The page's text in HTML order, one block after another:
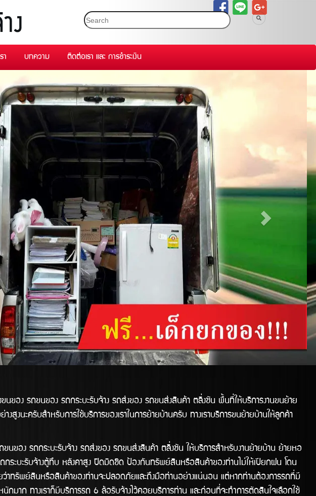
า บทความ ติดต่อเรา และ การชำระเงิน
ถขนของ รถกระบะรับจ้าง รถส่งของ รถขนส่งสินค้า ตลิ่งชัน พื้นที่ให้บริการงานขนย้าย
งนะครับสำหรับการใช้บริการของเราในการย้ายบ้านครับ ทางเราบริการขนย้ายบ้านให้ลูกค้า
รถกระบะรับจ้าง รถส่งของ รถขนส่งสินค้า ตลิ่งชัน ให้บริการสำหรับงานย้ายบ้าน ย้ายหอ
ระบะรับจ้างตู้ทึบ หลังคาสูง ปิดมิดชิด ป้องกันทรัพย์สินหรือสินค้าของท่านไม่ให้เปียกฝน โดน
ว่าทรัพย์สินหรือสินค้าของท่านจะปลอดภัยและถึงมือท่านอย่างแน่นอน แต่หากท่านต้องการรถที่มี
าก ทางเราก็มีบริการรถ 6 ล้อรับจ้างไว้คอยบริการท่าน และก่อนที่จะทำการตัดสินใจเลือกใช้